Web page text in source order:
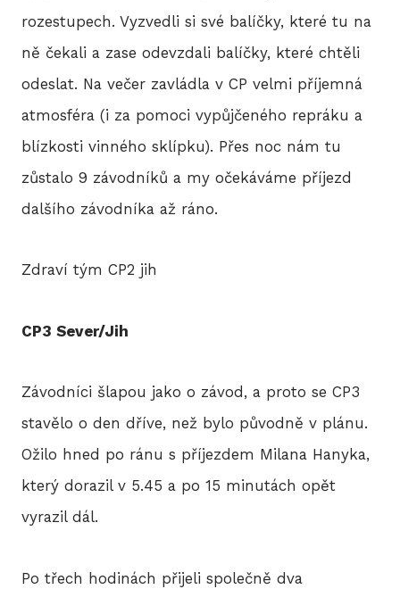
rozestupech. Vyzvedli si své balíčky, které tu na
ně čekali a zase odevzdali balíčky, které chtěli
odeslat. Na večer zavládla v CP velmi příjemná
atmosféra (i za pomoci vypůjčeného repráku a
blízkosti vinného sklípku). Přes noc nám tu
zůstalo 9 závodníků a my očekáváme příjezd
dalšího závodníka až ráno.
Zdraví tým CP2 jih
CP3 Sever/Jih
Závodníci šlapou jako o závod, a proto se CP3
stavělo o den dříve, než bylo původně v plánu.
Ožilo hned po ránu s příjezdem Milana Hanyka,
který dorazil v 5.45 a po 15 minutách opět
vyrazil dál.
Po třech hodinách přijeli společně dva